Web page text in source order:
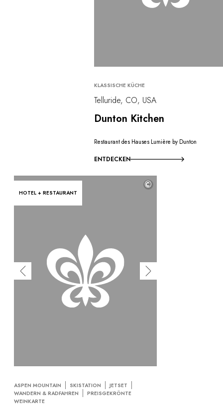
KLASSISCHE KÜCHE
Telluride, CO, USA
Dunton Kitchen
Restaurant des Hauses Lumière by Dunton
ENTDECKEN
HOTEL + RESTAURANT
©
ASPEN MOUNTAIN SKISTATION
JETSET
WANDERN & RADFAHREN
PREISGEKRÖNTE
WEINKARTE